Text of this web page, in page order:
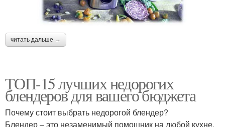
читать дальше →
ТОП-15 лучших недорогих
блендеров для вашего бюджета
Почему стоит выбрать недорогой блендер?
Блендер – это незаменимый помощник на любой кухне.